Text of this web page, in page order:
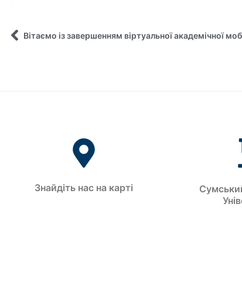
Вітаємо із завершенням віртуальної академічної
Знайдіть нас на карті